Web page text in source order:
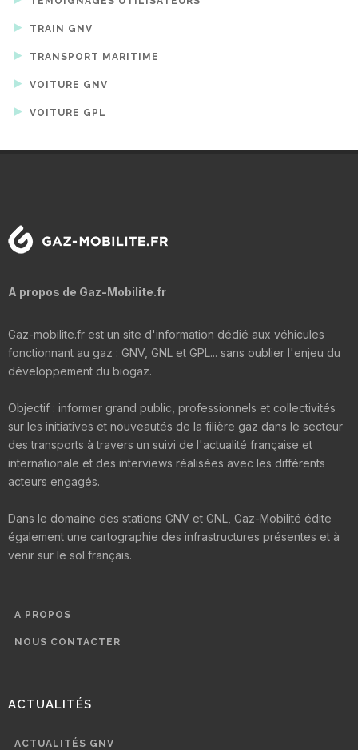
TRAIN GNV
TRANSPORT MARITIME
VOITURE GNV
VOITURE GPL
A propos de Gaz-Mobilite.fr
Gaz-mobilite.fr est un site d'information dédié aux véhicules
fonctionnant au gaz : GNV, GNL et GPL... sans oublier l'enjeu du
développement du biogaz.
Objectif : informer grand public, professionnels et collectivités
sur les initiatives et nouveautés de la filière gaz dans le secteur
des transports à travers un suivi de l'actualité française et
internationale et des interviews réalisées avec les différents
acteurs engagés.
Dans le domaine des stations GNV et GNL, Gaz-Mobilité édite
également une cartographie des infrastructures présentes et à
venir sur le sol français.
A PROPOS
NOUS CONTACTER
ACTUALITÉS
ACTUALITÉS GNV